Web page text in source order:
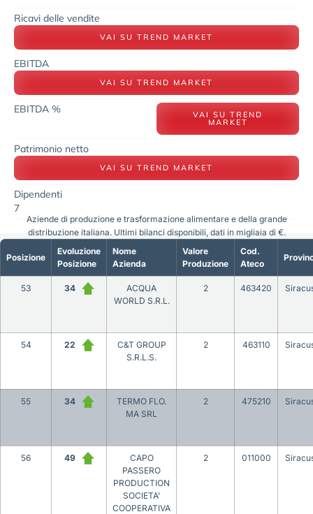
Ricavi delle vendite
VAI SU TREND MARKET
EBITDA
VAI SU TREND MARKET
EBITDA % VAI SU TREND
MARKET
Patrimonio netto
VAI SU TREND MARKET
Dipendenti
7
Posizione
Evoluzione
Posizione
Nome
Azienda
Valore
Produzione
Cod.
Ateco
53 34
ACQUA
WORLD S.R.L.
2 463420
54 22
C&T GROUP
S.R.L.S.
2 463110
55 34
TERMO FLO.
MA SRL
2 475210
56 49
CAPO
PASSERO
PRODUCTION
SOCIETA’
COOPERATIVA
2 011000
Aziende di produzione e trasformazione alimentare e della grande
distribuzione italiana. Ultimi bilanci disponibili, dati in migliaia di €.